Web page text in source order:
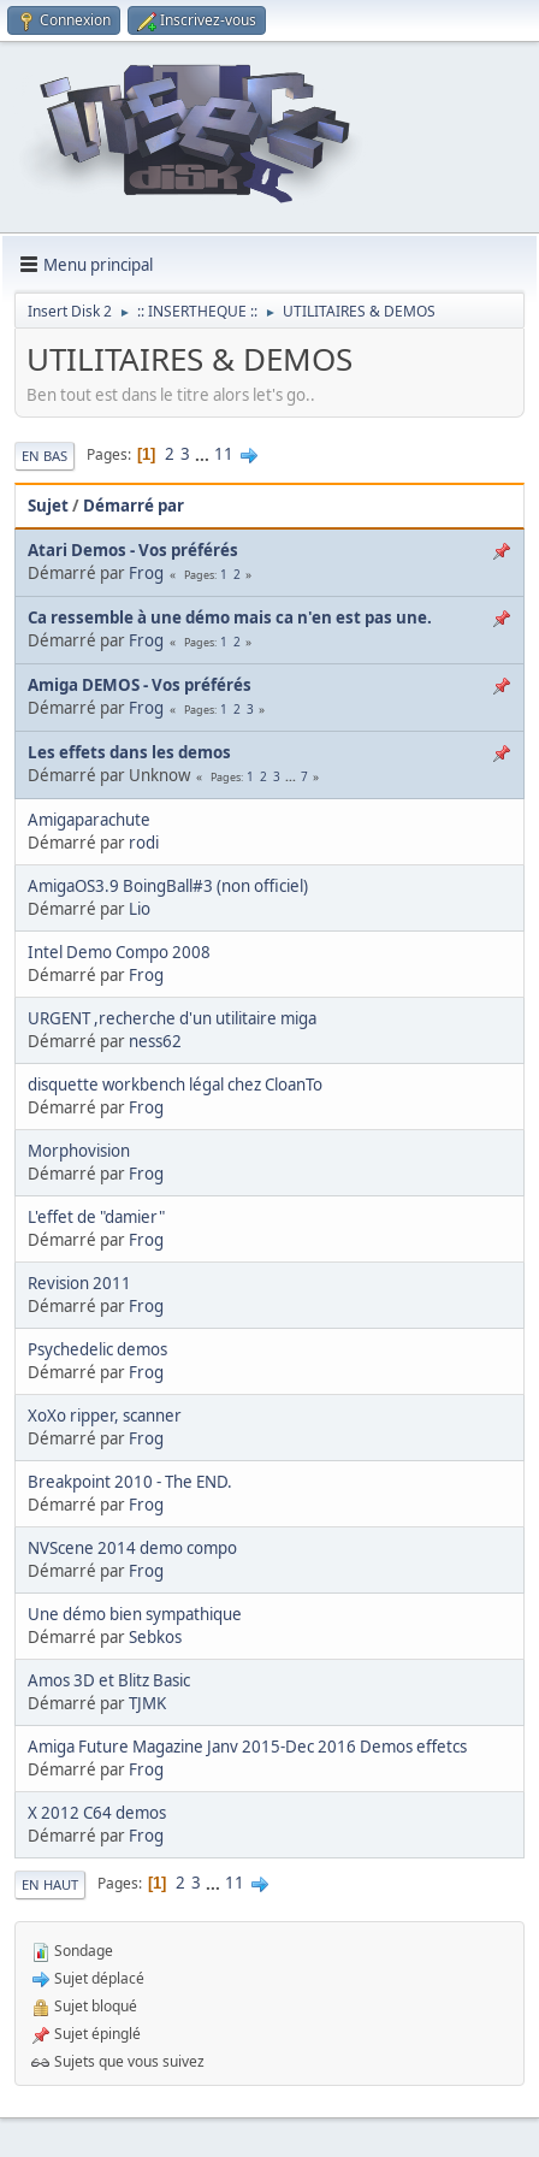
Connexion Inscrivez-vous
Menu principal
Insert Disk 2 ► :: INSERTHEQUE :: ► UTILITAIRES & DEMOS
UTILITAIRES & DEMOS
Ben tout est dans le titre alors let's go..
EN BAS Pages 1 2 3 ... 11
Sujet/ Démarré par
Atari Demos - Vos préférés
Démarré par Frog Pages 1 2
Ca ressemble à une démo mais ca n'en est pas une.
Démarré par Frog Pages 1 2
Amiga DEMOS - Vos préférés
Démarré par Frog Pages 1 2 3
Les effets dans les demos
Démarré par Unknow
Pages 1 2 3 ... 7
Amigaparachute
Démarré par rodi
AmigaOS3.9 BoingBall#3 (non officiel)
Démarré par Lio
Intel Demo Compo 2008
Démarré par Frog
URGENT ,recherche d'un utilitaire miga
Démarré par ness62
disquette workbench légal chez CloanTo
Démarré par Frog
Morphovision
Démarré par Frog
L'effet de "damier"
Démarré par Frog
Revision 2011
Démarré par Frog
Psychedelic demos
Démarré par Frog
XoXo ripper, scanner
Démarré par Frog
Breakpoint 2010 - The END.
Démarré par Frog
NVScene 2014 demo compo
Démarré par Frog
Une démo bien sympathique
Démarré parSebkos
Amos 3D et Blitz Basic
Démarré parTJMK
Amiga Future Magazine Janv 2015-Dec 2016 Demos effetcs
Démarré par Frog
X 2012 C64 demos
Démarré par Frog
EN HAUT Pages 1 2 3 ... 11
Sondage
Sujet déplacé
Sujet bloqué
Sujet épinglé
Sujets que vous suivez